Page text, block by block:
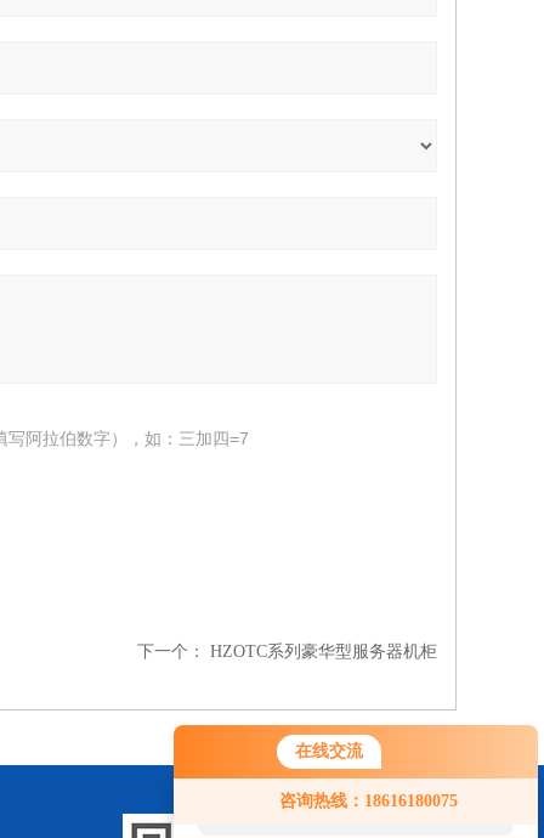
在线交流
咨询热线：18616180075
您好！欢迎前来咨询，很高兴为您
服务，请问您要咨询什么问题呢？
写阿拉伯数字），如：三加四=7
下一个： HZOTC系列豪华型服务器机柜